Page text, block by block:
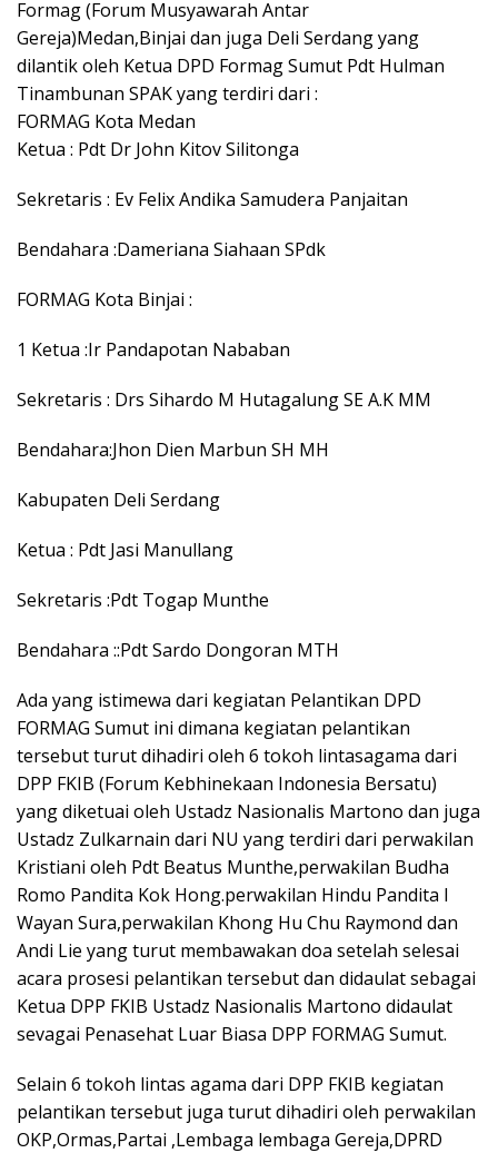
Formag (Forum Musyawarah Antar
Gereja)Medan,Binjai dan juga Deli Serdang yang
dilantik oleh Ketua DPD Formag Sumut Pdt Hulman
Tinambunan SPAK yang terdiri dari :
FORMAG Kota Medan
Ketua : Pdt Dr John Kitov Silitonga
Sekretaris : Ev Felix Andika Samudera Panjaitan
Bendahara :Dameriana Siahaan SPdk
FORMAG Kota Binjai :
1 Ketua :Ir Pandapotan Nababan
Sekretaris : Drs Sihardo M Hutagalung SE A.K MM
Bendahara:Jhon Dien Marbun SH MH
Kabupaten Deli Serdang
Ketua : Pdt Jasi Manullang
Sekretaris :Pdt Togap Munthe
Bendahara ::Pdt Sardo Dongoran MTH
Ada yang istimewa dari kegiatan Pelantikan DPD
FORMAG Sumut ini dimana kegiatan pelantikan
tersebut turut dihadiri oleh 6 tokoh lintasagama dari
DPP FKIB (Forum Kebhinekaan Indonesia Bersatu)
yang diketuai oleh Ustadz Nasionalis Martono dan juga
Ustadz Zulkarnain dari NU yang terdiri dari perwakilan
Kristiani oleh Pdt Beatus Munthe,perwakilan Budha
Romo Pandita Kok Hong.perwakilan Hindu Pandita I
Wayan Sura,perwakilan Khong Hu Chu Raymond dan
Andi Lie yang turut membawakan doa setelah selesai
acara prosesi pelantikan tersebut dan didaulat sebagai
Ketua DPP FKIB Ustadz Nasionalis Martono didaulat
sevagai Penasehat Luar Biasa DPP FORMAG Sumut.
Selain 6 tokoh lintas agama dari DPP FKIB kegiatan
pelantikan tersebut juga turut dihadiri oleh perwakilan
OKP,Ormas,Partai ,Lembaga lembaga Gereja,DPRD